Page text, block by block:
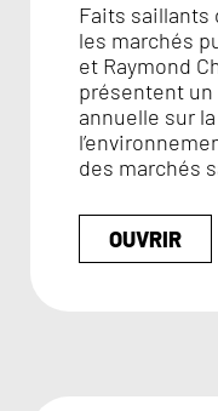
Faits saillants
les marchés
et Raymond
présentent un
annuelle sur
des marchés
OUVRIR